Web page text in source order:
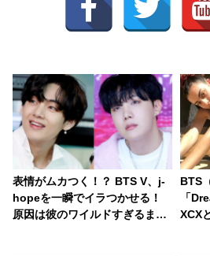
表情がムカつく！？ BTS V、j-
hopeを一瞬でイラつかせる！
原因は彼のワイルドすぎるまな
BTS
「
XCX
そし